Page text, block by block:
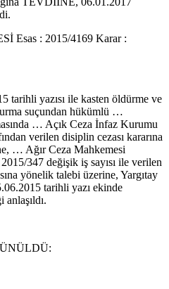
Esas : 2015/4169 Karar :
tarihli yazısı ile kasten öldürme ve
suçundan hükümlü …
… Açık Ceza İnfaz Kurumu
verilen disiplin cezası kararına
… Ağır Ceza Mahkemesi
347 değişik iş sayısı ile verilen
yönelik talebi üzerine, Yargıtay
tarihli yazı ekinde